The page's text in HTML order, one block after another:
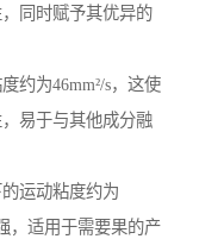
同时赋予其优异的
约为46mm²/s，这使
易于与其他成分融
运动粘度约为
，适用于需要果的产